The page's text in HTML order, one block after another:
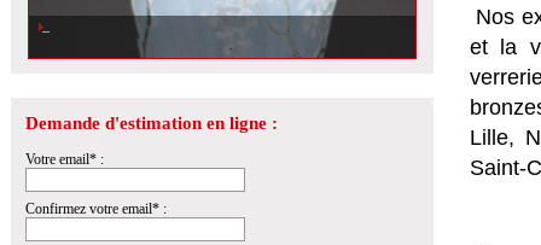
Demande d'estimation en ligne :
Votre email* :
Confirmez votre email* :
Nos
et la
Lille,
Saint-